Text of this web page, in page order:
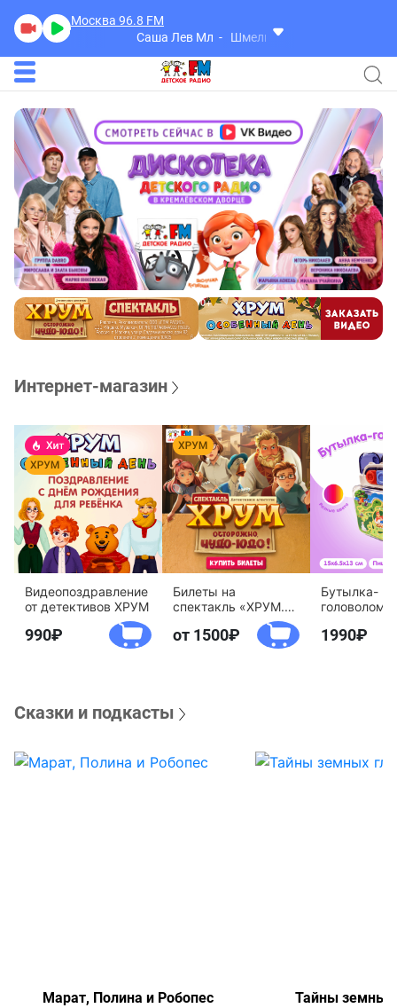
Москва 96.8 FM
Саша Лев Мл
Шмель
Интернет-магазин
Видеопоздравление
от детективов ХРУМ
990
Билеты на
спектакль «ХРУМ.
Осторожно, Чудо-
Юдо!»
от 1500
Бутылка-
агентство
1990
Сказки и подкасты
Марат, Полина и Робопес Тайны земных